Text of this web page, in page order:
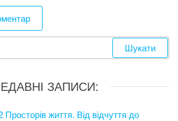
ЗАПИСИ:
життя. Від відчуття до